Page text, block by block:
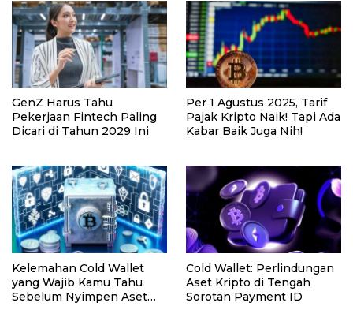
Inggris
GenZ Harus Tahu
Pekerjaan Fintech Paling
Dicari di Tahun 2029 Ini
Per 1 Agustus 2025, Tarif
Pajak Kripto Naik! Tapi Ada
Kabar Baik Juga Nih!
Kelemahan Cold Wallet
yang Wajib Kamu Tahu
Sebelum Nyimpen Aset
Cold Wallet: Perlindungan
Aset Kripto di Tengah
Sorotan Payment ID